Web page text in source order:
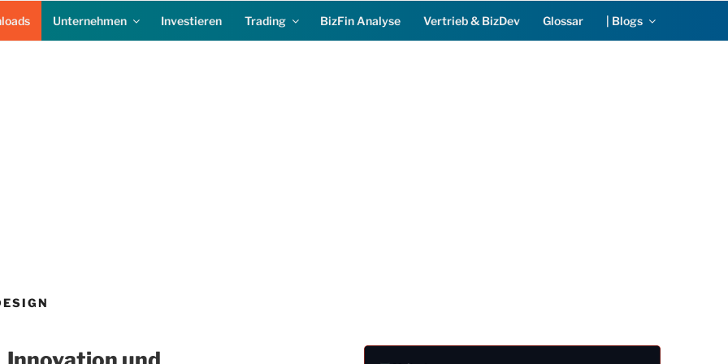
Unternehmen Investieren Trading BizFin Analyse Vertrieb & BizDev Glossar | Blogs